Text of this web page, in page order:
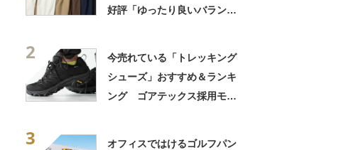
好評「ゆったり良いバラン
2
今売れている「トレッキング
シューズ」おすすめ＆ランキ
ング ゴアテックス採用モデ
3
オフィスではけるゴルフパン